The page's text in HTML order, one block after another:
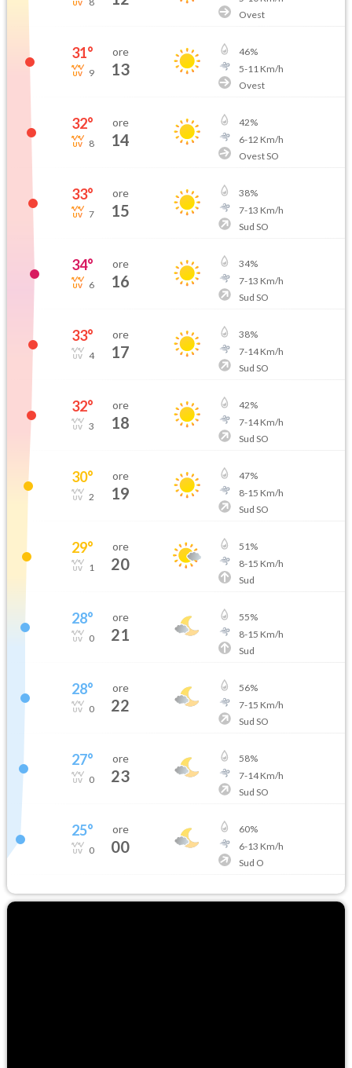
Ovest
31°
9
ore
13
46%
5-11 Km/h
Ovest
32°
8
ore
14
42%
6-12 Km/h
Ovest SO
33°
7
ore
15
38%
7-13 Km/h
Sud SO
34°
6
ore
16
34%
7-13 Km/h
Sud SO
33°
4
ore
17
38%
7-14Km/h
Sud SO
32°
3
ore
18
42%
7-14Km/h
Sud SO
30°
2
ore
19
47%
8-15 Km/h
Sud SO
29°
1
ore
20
51%
8-15 Km/h
Sud
28°
0
ore
21
55%
8-15 Km/h
Sud
28°
0
ore
22
56%
7-15 Km/h
Sud SO
27°
0
ore
23
58%
7-14Km/h
Sud SO
25°
0
ore
00
60%
6-13 Km/h
Sud O